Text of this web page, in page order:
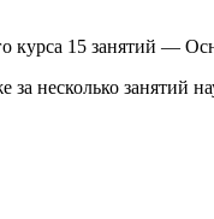
15 занятий —
несколько занятий